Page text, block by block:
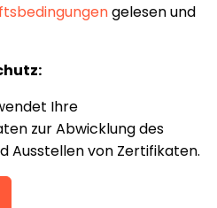
gelesen und
Ihre
zur Abwicklung des
Ausstellen von Zertifikaten.